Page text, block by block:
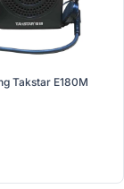
Takstar E180M